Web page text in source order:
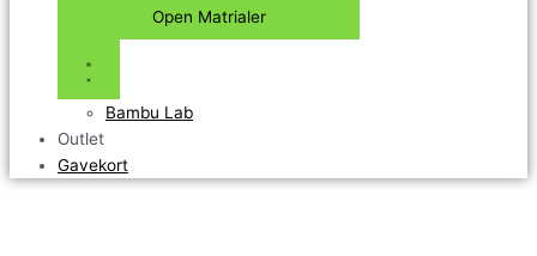
Open Matrialer
Bambu Lab
Outlet
Gavekort